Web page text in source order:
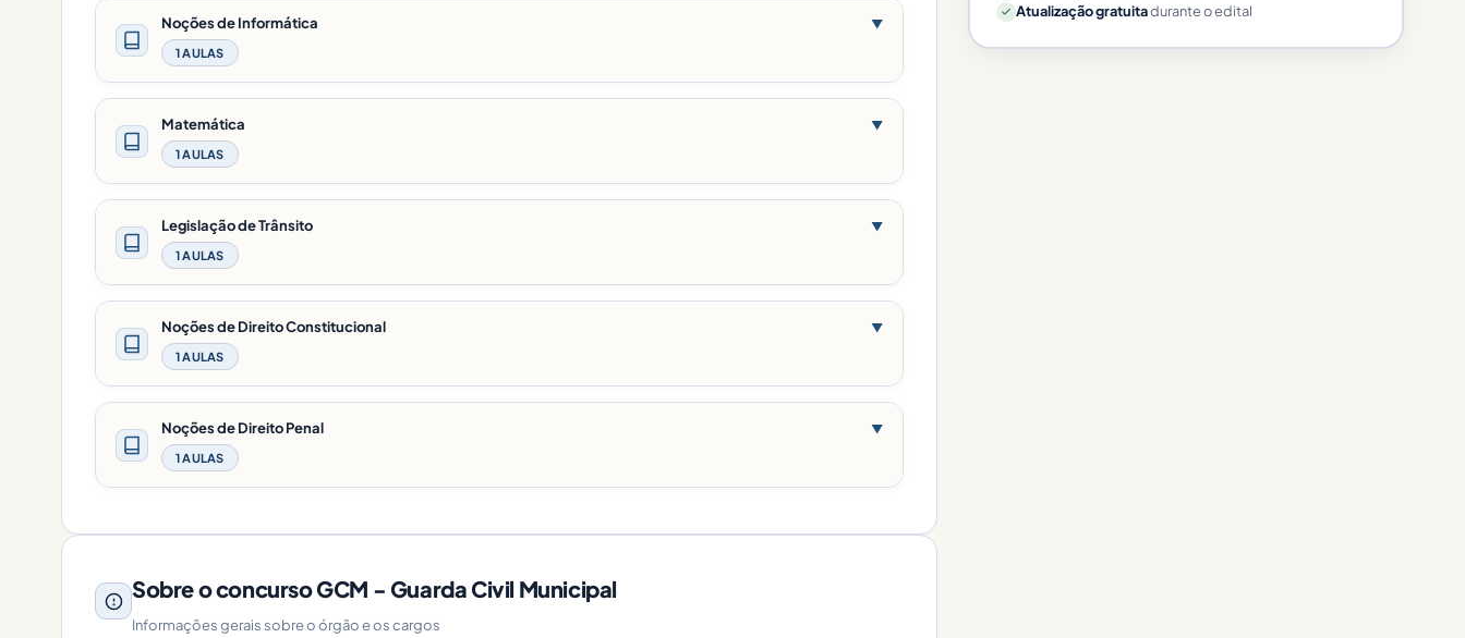
Noções de Informática
1 AULAS
▼
Matemática
1 AULAS
▼
Legislação de Trânsito
1 AULAS
▼
Noções de Direito Constitucional
1 AULAS
▼
Noções de Direito Penal
1 AULAS
▼
Sobre o concurso GCM - Guarda Civil Municipal
Informações gerais sobre o órgão e os cargos
Atualização gratuitadurante o edital